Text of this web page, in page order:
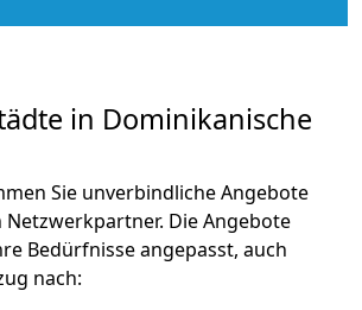
in Dominikanische
Sie unverbindliche Angebote
Die Angebote
Bedürfnisse angepasst, auch
nach: